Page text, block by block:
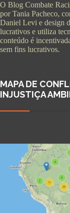
O Blog Combate
por Tania Pacheco,
Daniel Levi e design
lucrativos e utiliza
conteúdo é
sem fins lucrativos.
MAPA DE
INJUSTIÇA